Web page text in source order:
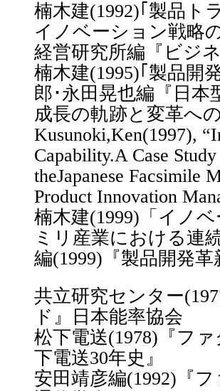
楠木建(1992)｢製品
イノベーション戦略
経営研究所編『ビジ
楠木建(1995)｢製品開
郎･永田晃也編『日
成長の軌跡と変革へ
Kusunoki,Ken(1997),
Capability.A Case
theJapanese Facsimile
Product Innovation
楠木建(1999)「イノ
ミリ産業における連
編(1999)『製品開発革
共立研究センター
ド』日本能率協会
松下電送(1978)『フ
下電送30年史』
安田靖彦編(1992)『